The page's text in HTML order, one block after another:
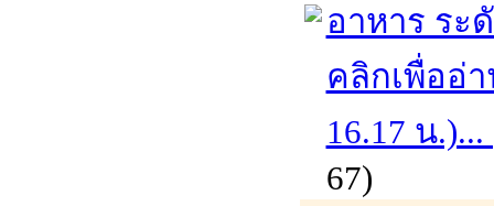
อาหาร ร
คลิกเพื่ออ่า
16.17 น
67)